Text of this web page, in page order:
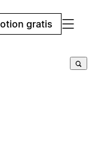
gratis